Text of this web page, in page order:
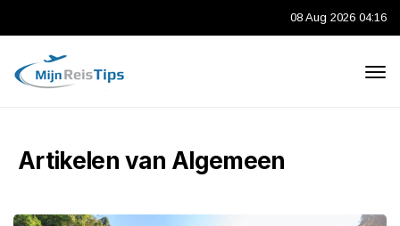
08 Aug 2026 04:16
Artikelen van Algemeen